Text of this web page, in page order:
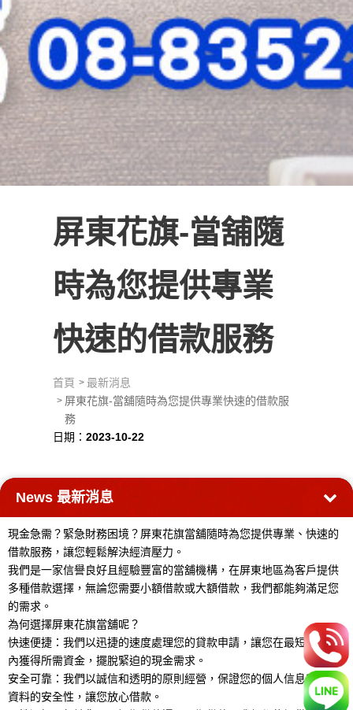
屏東花旗-當舖隨
時為您提供專業
快速的借款服務
首頁
最新消息
屏東花旗-當舖隨時為您提供專業快速的借款服
務
日期：2023-10-22
News 最新消息
現金急需？緊急財務困境？屏東花旗當舖隨時為您提供專業、快速的
借款服務，讓您輕鬆解決經濟壓力。
我們是一家信譽良好且經驗豐富的當舖機構，在屏東地區為客戶提供
多種借款選擇，無論您需要小額借款或大額借款，我們都能夠滿足您
的需求。
為何選擇屏東花旗當舖呢？
快速便捷：我們以迅捷的速度處理您的貸款申請，讓您在最短的時間
內獲得所需資金，擺脫緊迫的現金需求。
安全可靠：我們以誠信和透明的原則經營，保證您的個人信息和財務
資料的安全性，讓您放心借款。